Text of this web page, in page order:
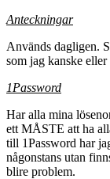
Anteckningar
Används dagligen.
som jag kanske
1Password
Har alla mina
ett MÅSTE att ha
till 1Password har
någonstans utan
blire problem.